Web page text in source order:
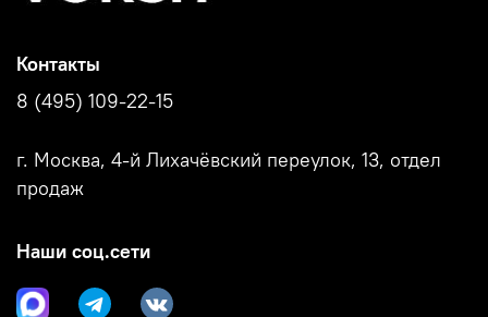
Контакты
8 (495) 109-22-15
г. Москва, 4-й Лихачёвский переулок, 13, отдел
продаж
Наши соц.сети